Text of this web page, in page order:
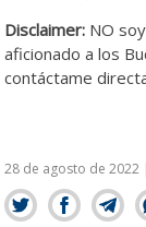
Disclaimer: NO
aficionado a los
contáctame
28 de agosto de 2022